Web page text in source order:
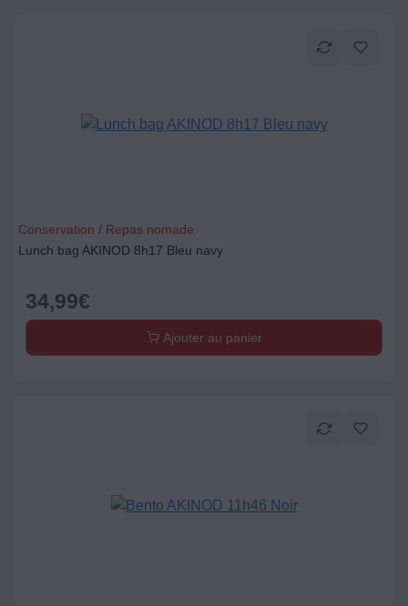
Conservation / Repas nomade
Lunch bag AKINOD 8h17 Bleu navy
34,99€
Ajouter au panier